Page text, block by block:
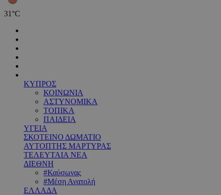
31 °C
ΚΥΠΡΟΣ
ΚΟΙΝΩΝΙΑ
ΑΣΤΥΝΟΜΙΚΑ
ΤΟΠΙΚΑ
ΠΑΙΔΕΙΑ
ΥΓΕΙΑ
ΣΚΟΤΕΙΝΟ ΔΩΜΑΤΙΟ
ΑΥΤΟΠΤΗΣ ΜΑΡΤΥΡΑΣ
ΤΕΛΕΥΤΑΙΑ ΝΕΑ
ΔΙΕΘΝΗ
#Καύσωνας
#Μέση Ανατολή
ΕΛΛΑΔΑ